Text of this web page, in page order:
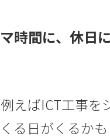
時間に、休日
えばICT工事を
る日がくるか